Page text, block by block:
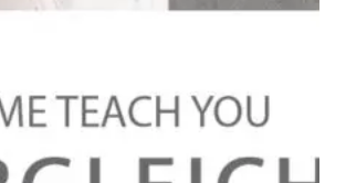
TEACH